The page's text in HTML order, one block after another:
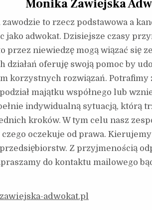
Monika Zawiejska
to rzecz podstawowa a
jako adwokat. Dzisiejsze czasy
przez niewiedzę mogą wiązać się
działań oferuję swoją pomoc by
korzystnych rozwiązań.
majątku współnego lub
indywidualną sytuacją, którą
kroków. W tym celu nasz
oczekuje od prawa. Kierujemy
Z przyjmenością
do kontaktu mailowego
adwokat.pl